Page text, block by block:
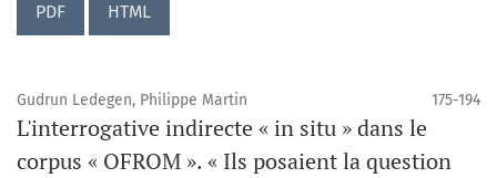
PDF HTML
Gudrun Ledegen, Philippe Martin 175-194
L'interrogative indirecte « in situ » dans le
corpus « OFROM ». « Ils posaient la question